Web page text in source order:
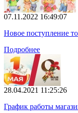
07.11.2022 16:49:07
Новое поступление
Подробнее
28.04.2021 11:25:26
График работы